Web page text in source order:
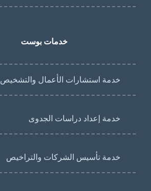
خدمات بوست
خدمة استشارات الأعمال والتشخيص
خدمة إعداد دراسات الجدوى
خدمة تأسيس الشركات والتراخيص